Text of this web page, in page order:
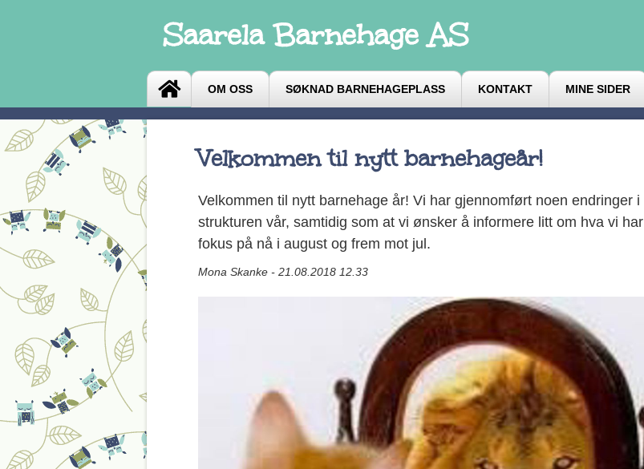
Saarela Barnehage AS
OM OSS SØKNAD BARNEHAGEPLASS KONTAKT MINE SIDER
Velkommen til nytt barnehageår!
Velkommen til nytt barnehage år! Vi har gjennomført noen endringer i
strukturen vår, samtidig som at vi ønsker å informere litt om hva vi har
fokus på nå i august og frem mot jul.
Mona Skanke - 21.08.2018 12.33